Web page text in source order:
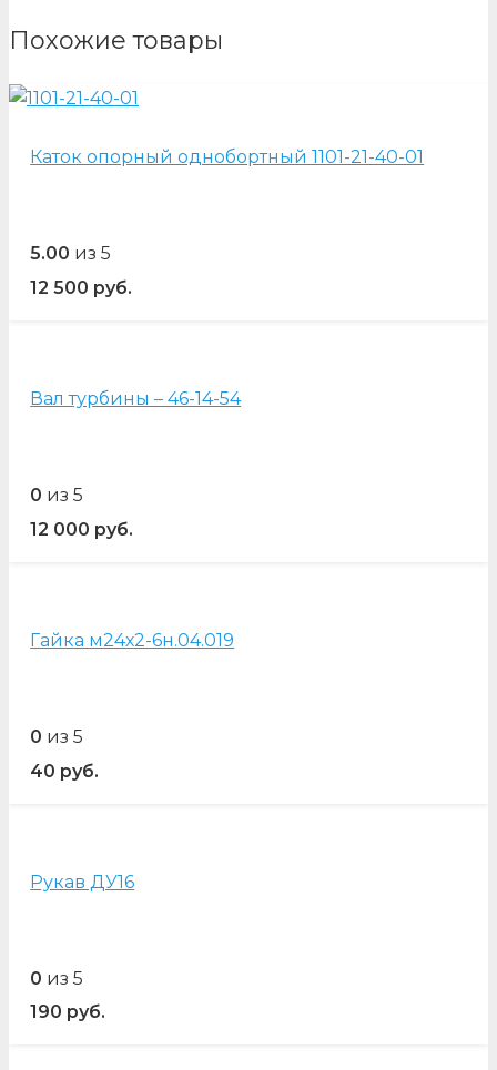
Похожие товары
Каток опорный однобортный 1101-21-40-01
5.00 из 5
12 500 руб.
Вал турбины – 46-14-54
0 из 5
12 000 руб.
Гайка м24х2-6н.04.019
0 из 5
40 руб.
Рукав ДУ16
0 из 5
190 руб.